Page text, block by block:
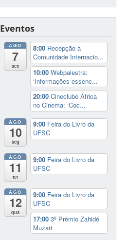
Eventos
AGO
7
sex
8:00 Recepção à
Comunidade Internacio...
10:00Webpalestra:
‘Informações essenc...
20:00Cineclube África
no Cinema: ‘Coc...
AGO
10
seg
9:00 Feira do Livro da
UFSC
AGO
11
ter
9:00 Feira do Livro da
UFSC
AGO
12
qua
9:00 Feira do Livro da
UFSC
17:003º Prêmio Zahidé
Muzart